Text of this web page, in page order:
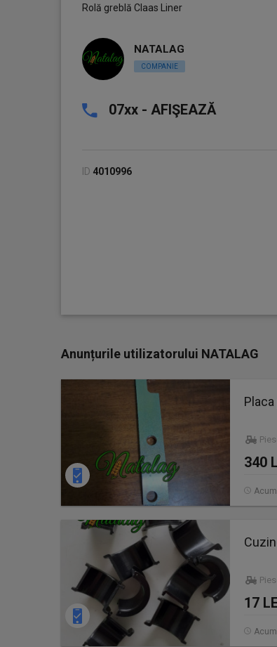
Rolă greblă Claas Liner
NATALAG
COMPANIE
07xx - AFIŞEAZĂ
ID 4010996
Anunțurile utilizatorului NATALAG
340
17